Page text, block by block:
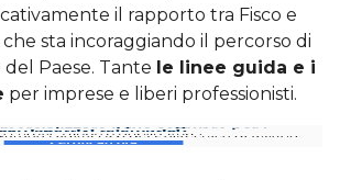
il rapporto tra Fisco e
sta incoraggiando il percorso di
Paese. Tante le linee guida e i
per imprese e liberi professionisti.